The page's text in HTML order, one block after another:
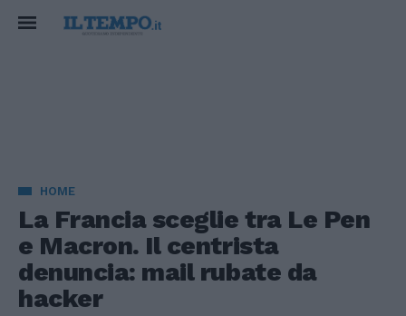
HOME
La Francia sceglie tra Le Pen
e Macron. Il centrista
denuncia: mail rubate da
hacker